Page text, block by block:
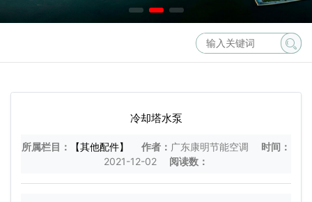
冷却塔水泵
所属栏目： 【其他配件】 作者： 广东康明节能空调
时间：
2021-12-02
阅读数：